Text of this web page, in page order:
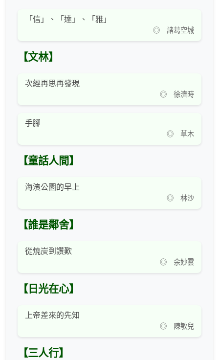
「信」、「達」、「雅」
◎ 諸葛空城
【文林】
次經再思再發現
◎ 徐濟時
手腳
◎ 草木
【童話人間】
海濱公園的早上
◎ 林沙
【誰是鄰舍】
從燒炭到讚歎
◎ 余妙雲
【日光在心】
上帝差來的先知
◎ 陳敏兒
【三人行】